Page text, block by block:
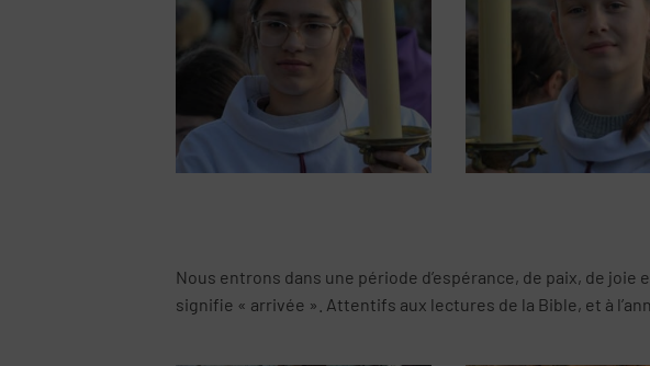
Nous entrons dans une période d’espérance, de paix, de joie
signifie « arrivée ». Attentifs aux lectures de la Bible, et à